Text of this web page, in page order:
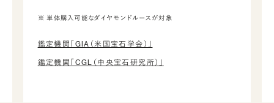
※ 単体購入可能なダイヤモンドルースが対象
鑑定機関「GIA（米国宝石学会）」
鑑定機関「CGL（中央宝石研究所）」